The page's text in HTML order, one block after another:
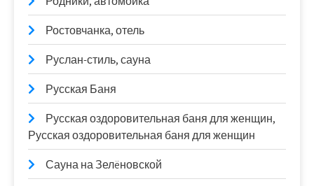
Ростовчанка, отель
Руслан-стиль, сауна
Русская Баня
Русская оздоровительная баня для женщин,
Русская оздоровительная баня для женщин
Сауна на Зелëновской